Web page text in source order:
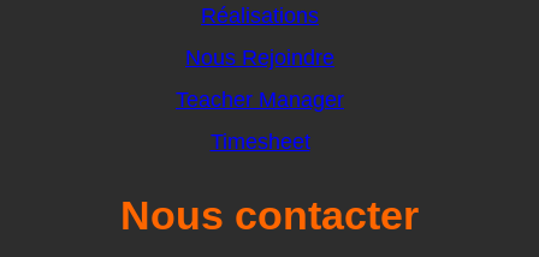
Réalisations
Nous Rejoindre
Teacher Manager
Timesheet
Nous contacter